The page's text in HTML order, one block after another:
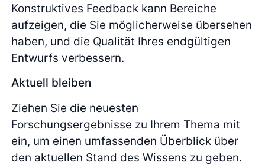
Konstruktives Feedback kann Bereiche
aufzeigen, die Sie möglicherweise übersehen
haben, und die Qualität Ihres endgültigen
Entwurfs verbessern.
Aktuell bleiben
Ziehen Sie die neuesten
Forschungsergebnisse zu Ihrem Thema mit
ein, um einen umfassenden Überblick über
den aktuellen Stand des Wissens zu geben.